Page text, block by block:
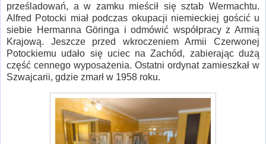
prześladowań, a w zamku mieścił się sztab Wermachtu.
Alfred Potocki miał podczas okupacji niemieckiej gościć u
siebie Hermanna Göringa i odmówić współpracy z Armią
Krajową. Jeszcze przed wkroczeniem Armii Czerwonej
Potockiemu udało się uciec na Zachód, zabierając dużą
część cennego wyposażenia. Ostatni ordynat zamieszkał w
Szwajcarii, gdzie zmarł w 1958 roku.